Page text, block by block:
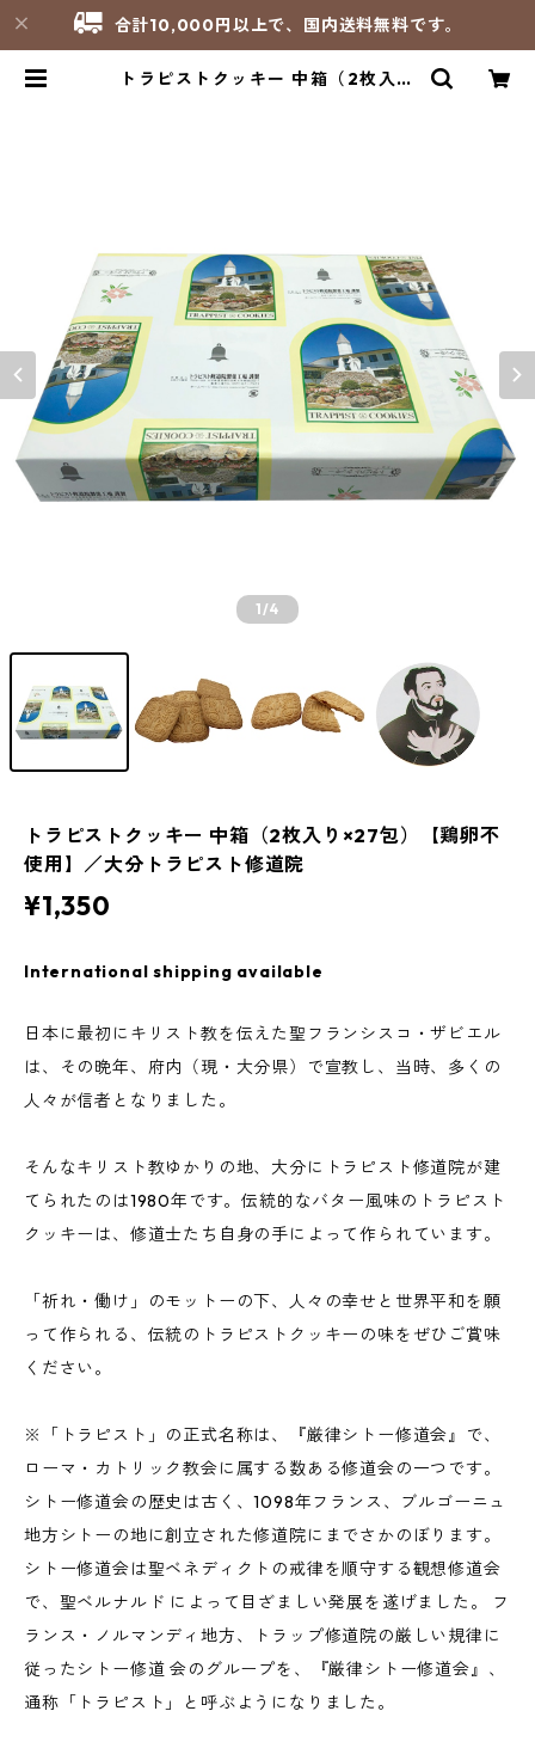
合計10,000円以上で、国内送料無料です。
トラピストクッキー 中箱（2枚入り
1/4
トラピストクッキー 中箱（2枚入り×27包）【鶏卵不
使用】／大分トラピスト修道院
¥1,350
International shipping available
日本に最初にキリスト教を伝えた聖フランシスコ・ザビエル
は、その晩年、府内（現・大分県）で宣教し、当時、多くの
人々が信者となりました。
そんなキリスト教ゆかりの地、大分にトラピスト修道院が建
てられたのは1980年です。伝統的なバター風味のトラピスト
クッキーは、修道士たち自身の手によって作られています。
「祈れ・働け」のモットーの下、人々の幸せと世界平和を願
って作られる、伝統のトラピストクッキーの味をぜひご賞味
ください。
※「トラピスト」の正式名称は、『厳律シトー修道会』で、
ローマ・カトリック教会に属する数ある修道会の一つです。
シトー修道会の歴史は古く、1098年フランス、ブルゴーニュ
地方シトーの地に創立された修道院にまでさかのぼります。
シトー修道会は聖ベネディクトの戒律を順守する観想修道会
で、聖ベルナルド によって目ざましい発展を遂げました。 フ
ランス・ノルマンディ地方、トラップ修道院の厳しい規律に
従ったシトー修道 会のグループを、『厳律シトー修道会』、
通称「トラピスト」と呼ぶようになりました。